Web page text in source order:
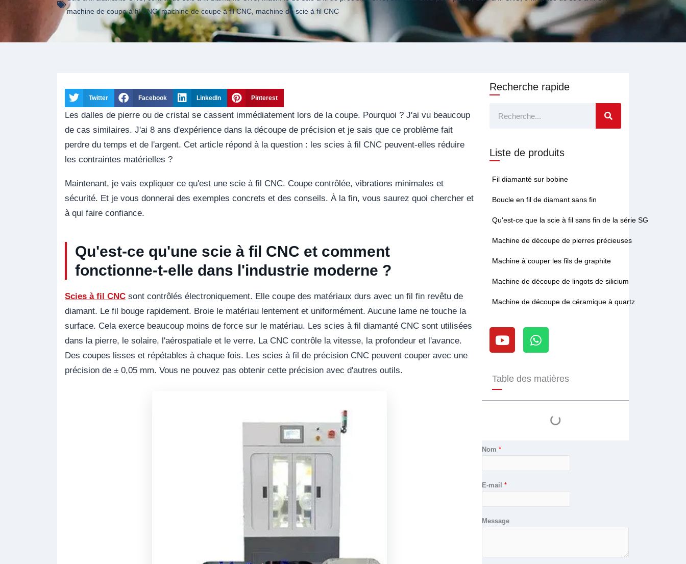
machine de coupe à fil CNC,machine de coupe à fil CNC machine de scie à fil CNC
Twitter Facebook LinkedIn Pinterest
Les dalles de pierre ou de cristal se cassent immédiatement lors de la coupe. Pourquoi ? J'ai vu beaucoup
de cas similaires. J'ai 8 ans d'expérience dans la découpe de précision et je sais que ce problème fait
perdre du temps et de l'argent. Cet article répond à la question : les scies à fil CNC peuvent-elles réduire
les contraintes matérielles ?
Maintenant, je vais expliquer ce qu'est une scie à fil CNC. Coupe contrôlée, vibrations minimales et
sécurité. Et je vous donnerai des exemples concrets et des conseils. À la fin, vous saurez quoi chercher et
à qui faire confiance.
Qu'est-ce qu'une scie à fil CNC et comment
fonctionne-t-elle dans l'industrie moderne ?
Scies à fil CNC sont contrôlés électroniquement. Elle coupe des matériaux durs avec un fil fin revêtu de
diamant. Le fil bouge rapidement. Broie le matériau lentement et uniformément. Aucune lame ne touche la
surface. Cela exerce beaucoup moins de force sur le matériau. Les scies à fil diamanté CNC sont utilisées
dans la pierre, le solaire, l'aérospatiale et le verre. La CNC contrôle la vitesse, la profondeur et l'avance.
Des coupes lisses et répétables à chaque fois. Les scies à fil de précision CNC peuvent couper avec une
précision de ± 0,05 mm. Vous ne pouvez pas obtenir cette précision avec d'autres outils.
Recherche rapide
Rechercher
Liste de produits
Fil diamanté sur bobine
Boucle en fil de diamant sans fin
Qu'est-ce que la scie à fil sans fin de la série SG
Machine de découpe de pierres précieuses
Machine à couper les fils de graphite
Machine de découpe de lingots de silicium
Machine de découpe de céramique à quartz
Y
o
u
u
b
e
W
h
a
s
p
Table des matières
Nom*
E-mail*
Message